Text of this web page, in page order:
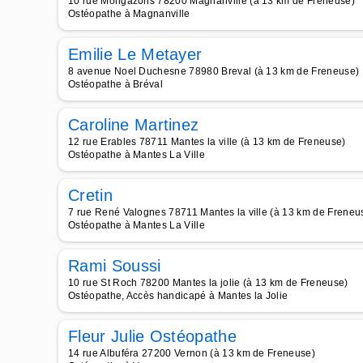
Ostéopathe à Magnanville
Emilie Le Metayer
8 avenue Noel Duchesne 78980 Breval (à 13 km de Freneuse)
Ostéopathe à Bréval
Caroline Martinez
12 rue Erables 78711 Mantes la ville (à 13 km de Freneuse)
Ostéopathe à Mantes La Ville
Cretin
7 rue René Valognes 78711 Mantes la ville (à 13 km de
Ostéopathe à Mantes La Ville
Rami Soussi
10 rue St Roch 78200 Mantes la jolie (à 13 km de Freneuse)
Ostéopathe, Accès handicapé à Mantes la Jolie
Fleur Julie Ostéopathe
14 rue Albuféra 27200 Vernon (à 13 km de Freneuse)